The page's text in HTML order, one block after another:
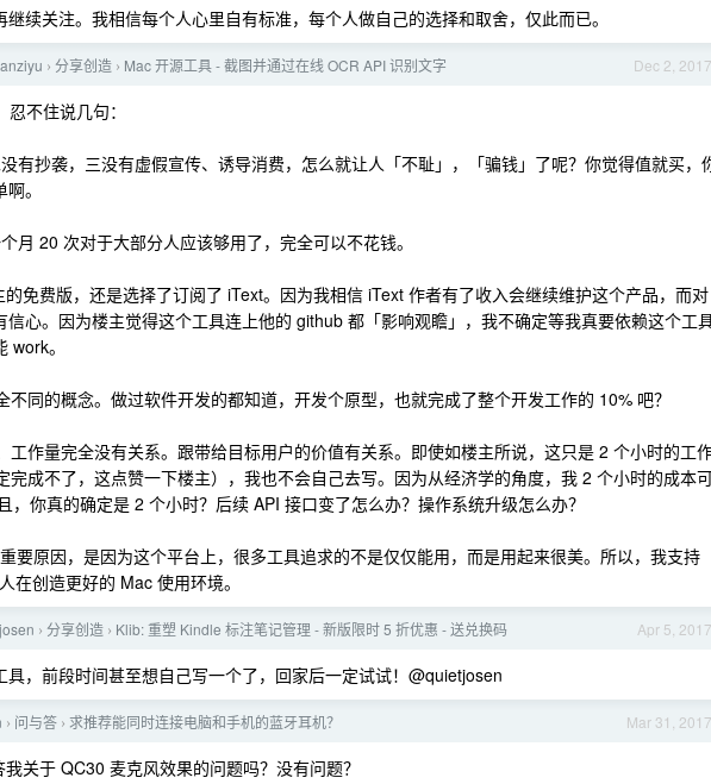
续关注。我相信每个人心里自有标准，每个人做自己的选择和取舍，仅此而已。
Dec 2, 2017
› 分享创造 › Mac 开源工具 - 截图并通过在线 OCR API 识别文字
不住说几句：
有抄袭，三没有虚假宣传、诱导消费，怎么就让人「不耻」，「骗钱」了呢？你觉得值就买，
。
月 20 次对于大部分人应该够用了，完全可以不花钱。
免费版，还是选择了订阅了 iText。因为我相信 iText 作者有了收入会继续维护这个产品，而对
信心。因为楼主觉得这个工具连上他的 github 都「影响观瞻」，我不确定等我真要依赖这个工
work。
不同的概念。做过软件开发的都知道，开发个原型，也就完成了整个开发工作的 10% 吧？
工作量完全没有关系。跟带给目标用户的价值有关系。即使如楼主所说，这只是 2 个小时的工
完成不了，这点赞一下楼主），我也不会自己去写。因为从经济学的角度，我 2 个小时的成本
你真的确定是 2 个小时？后续 API 接口变了怎么办？操作系统升级怎么办？
要原因，是因为这个平台上，很多工具追求的不是仅仅能用，而是用起来很美。所以，我支持
在创造更好的 Mac 使用环境。
Apr 5, 2017
› 分享创造 › Klib: 重塑 Kindle 标注笔记管理 - 新版限时 5 折优惠 - 送兑换码
具，前段时间甚至想自己写一个了，回家后一定试试！@quietjosen
Mar 31, 2017
› 问与答 › 求推荐能同时连接电脑和手机的蓝牙耳机？
关于 QC30 麦克风效果的问题吗？没有问题？